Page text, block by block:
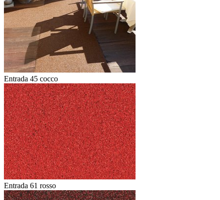
Entrada 45 cocco
Entrada 61 rosso